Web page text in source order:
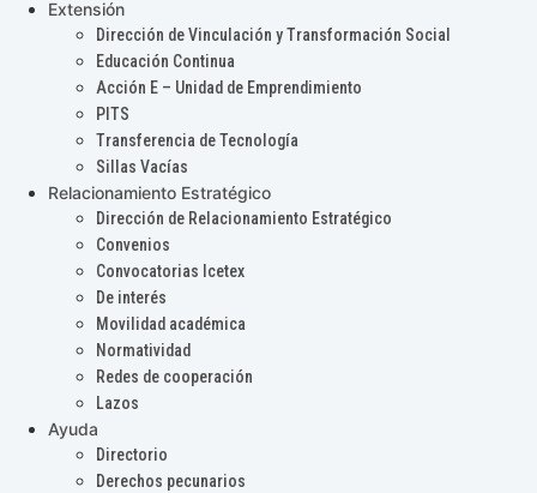
Extensión
Dirección de Vinculación y Transformación Social
Educación Continua
Acción E – Unidad de Emprendimiento
PITS
Transferencia de Tecnología
Sillas Vacías
Relacionamiento Estratégico
Dirección de Relacionamiento Estratégico
Convenios
Convocatorias Icetex
De interés
Movilidad académica
Normatividad
Redes de cooperación
Lazos
Ayuda
Directorio
Derechos pecunarios